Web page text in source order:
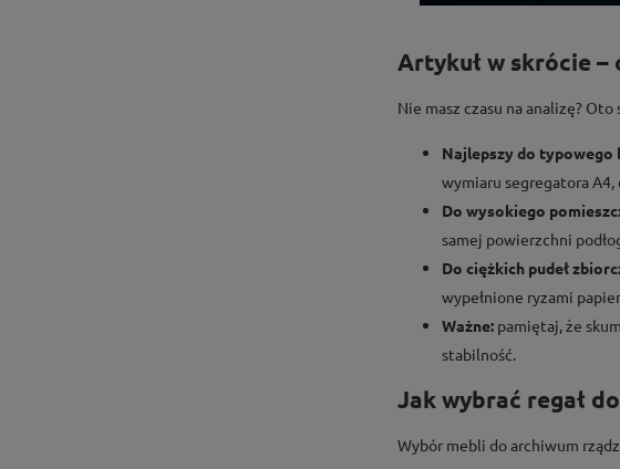
Artykuł w skrócie –
Nie masz czasu na analizę?
Najlepszy do
wymiaru segregatora
Do wysokiego
samej powierzchni
Do ciężkich pudeł
wypełnione ryzami
Ważne:pamiętaj, że
stabilność.
Jak wybrać regał
Wybór mebli do archiwum